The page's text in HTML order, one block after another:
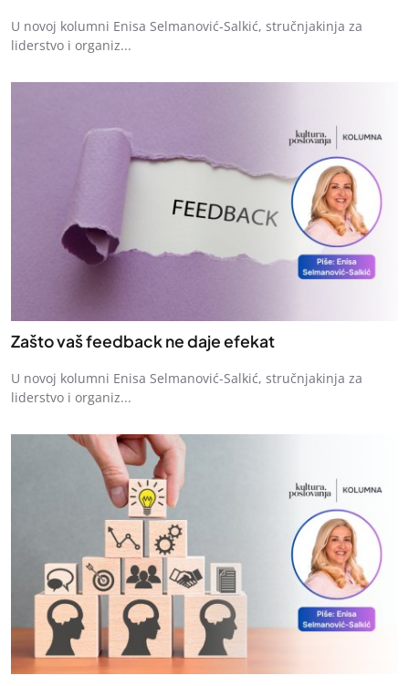
U novoj kolumni Enisa Selmanović-Salkić, stručnjakinja za
liderstvo i organiz...
Zašto vaš feedback ne daje efekat
U novoj kolumni Enisa Selmanović-Salkić, stručnjakinja za
liderstvo i organiz...